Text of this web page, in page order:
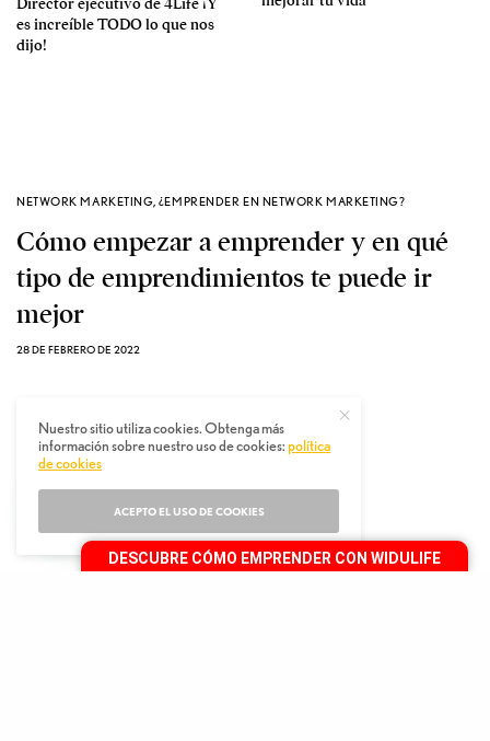
es increíble TODO lo que nos
dijo!
NETWORK MARKETING, ¿EMPRENDER EN NETWORK MARKETING?
Cómo empezar a emprender y en qué
tipo de emprendimientos te puede ir
mejor
28 DE FEBRERO DE 2022
Nuestro sitio utiliza cookies. Obtenga más
información sobre nuestro uso de cookies:política
de cookies
ACEPTO EL USO DE COOKIES
DESCUBRE CÓMO EMPRENDER CON WIDULIFE